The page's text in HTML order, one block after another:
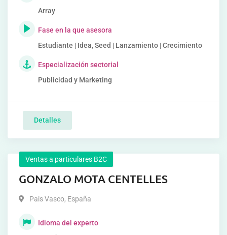
Array
Fase en la que asesora
Estudiante | Idea, Seed | Lanzamiento | Crecimiento
Especialización sectorial
Publicidad y Marketing
Detalles
Ventas a particulares B2C
GONZALO MOTA CENTELLES
Pais Vasco, España
Idioma del experto